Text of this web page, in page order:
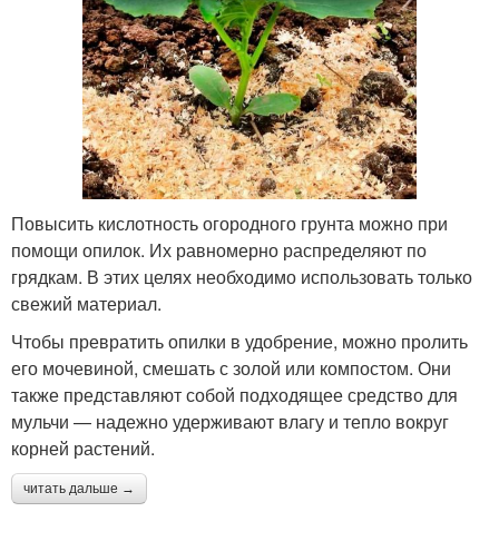
Повысить кислотность огородного грунта можно при
помощи опилок. Их равномерно распределяют по
грядкам. В этих целях необходимо использовать только
свежий материал.
Чтобы превратить опилки в удобрение, можно пролить
его мочевиной, смешать с золой или компостом. Они
также представляют собой подходящее средство для
мульчи — надежно удерживают влагу и тепло вокруг
корней растений.
читать дальше →